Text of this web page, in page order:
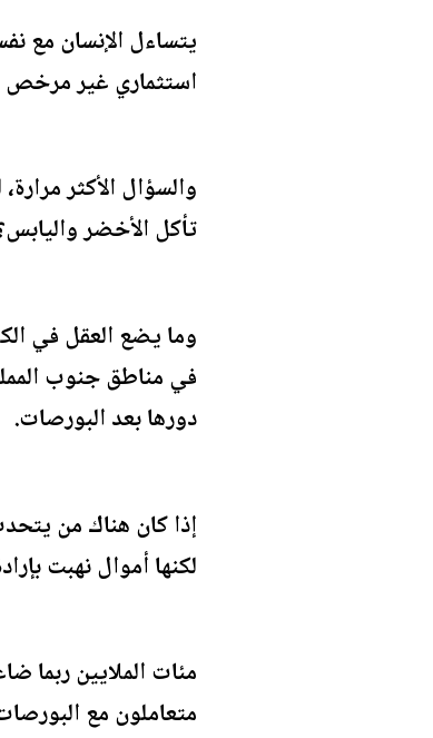
يتساءل الإنسان مع
استثماري غير مرخص
والسؤال الأكثر
تأكل الأخضر
وما يضع العقل في
في مناطق جنوب
دورها بعد البورصات.
إذا كان هناك من
لكنها أموال نهبت
مئات الملايين ربما
متعاملون مع